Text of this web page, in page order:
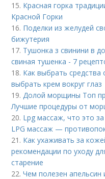
15. Красная горка
Красной Горки
16. Поделки из желудей
бижутерия
17. Тушонка з свинини в
свиная тушенка - 7
18. Как выбрать средства
выбрать крем вокруг глаз
19.Долой морщины Топ
Лучшие процедуры от
20. Lpg массаж, что это
LPG массаж —
21. Как ухаживать за
рекомендации по уходу
старение
22.Чем полезен